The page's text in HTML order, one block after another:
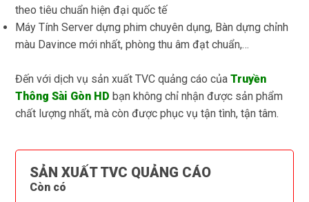
theo tiêu chuẩn hiện đại quốc tế
Máy Tính Server dựng phim chuyên dụng, Bàn dựng chỉnh
màu Davince mới nhất, phòng thu âm đạt chuẩn,…
Đến với dịch vụ sản xuất TVC quảng cáo củaTruyền
Thông Sài Gòn HD bạn không chỉ nhận được sản phẩm
chất lượng nhất, mà còn được phục vụ tận tình, tận tâm.
SẢN XUẤT TVC QUẢNG CÁO
Còn có